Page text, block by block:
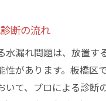
断の流れ
水漏れ問題は、放置す
性があります。板橋区
いて、プロによる診断